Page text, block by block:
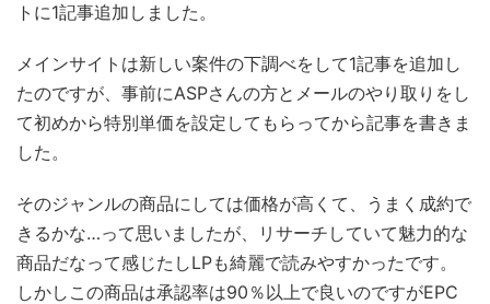
トに1記事追加しました。
メインサイトは新しい案件の下調べをして1記事を追加し
たのですが、事前にASPさんの方とメールのやり取りをし
て初めから特別単価を設定してもらってから記事を書きま
した。
そのジャンルの商品にしては価格が高くて、うまく成約で
きるかな…って思いましたが、リサーチしていて魅力的な
商品だなって感じたしLPも綺麗で読みやすかったです。
しかしこの商品は承認率は90％以上で良いのですがEPC